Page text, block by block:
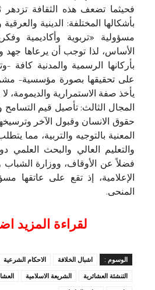
فحيثما تضعف هذه الثقافة
بأشكالها المختلفة: الدينية
مسؤولية «تربوية وأكاديمية
الأساس، لذا توجب أن يرعاها
بأركانها الرسمية والمدنية كافة -
على تحقيقها بصورة مؤسسية-
يأخذ صفة الاستمرارية والديمومة،
المجال الثالث: تأصيل قيم التسامح
حقوق الانسان وقبول الآخر
المعنية بالتوجيه والتربية، مما
والتعليم العالي والبحث العلمي
فضلاً عن الأوقاف، ووزارة
الإعلامية، إذ تقع على عاتقها
المنحى.
لقراءة المزيد
الوسوم : اشبال الخلافة الاحكام الشرعية
التنشئة العشائرية
الشريعة الاسلامية